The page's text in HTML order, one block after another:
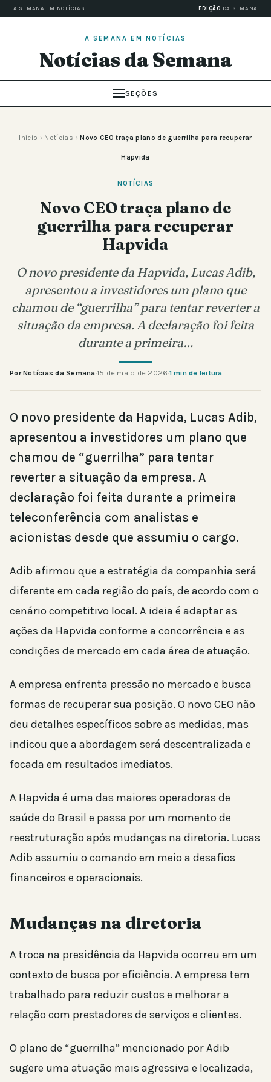
A SEMANA EM NOTÍCIAS EDIÇÃO DA SEMANA
A SEMANA EM NOTÍCIAS
Notícias da Semana
SEÇÕES
Início › Notícias › Novo CEO traça plano de guerrilha para recuperar
Hapvida
NOTÍCIAS
Novo CEO traça plano de
guerrilha para recuperar
Hapvida
O novo presidente da Hapvida, Lucas Adib,
apresentou a investidores um plano que
chamou de “guerrilha” para tentar reverter a
situação da empresa. A declaração foi feita
durante a primeira…
Por Notícias da Semana·15 de maio de 2026·1 min de leitura
O novo presidente da Hapvida, Lucas Adib,
apresentou a investidores um plano que
chamou de “guerrilha” para tentar
reverter a situação da empresa. A
declaração foi feita durante a primeira
teleconferência com analistas e
acionistas desde que assumiu o cargo.
Adib afirmou que a estratégia da companhia será
diferente em cada região do país, de acordo com o
cenário competitivo local. A ideia é adaptar as
ações da Hapvida conforme a concorrência e as
condições de mercado em cada área de atuação.
A empresa enfrenta pressão no mercado e busca
formas de recuperar sua posição. O novo CEO não
deu detalhes específicos sobre as medidas, mas
indicou que a abordagem será descentralizada e
focada em resultados imediatos.
A Hapvida é uma das maiores operadoras de
saúde do Brasil e passa por um momento de
reestruturação após mudanças na diretoria. Lucas
Adib assumiu o comando em meio a desafios
financeiros e operacionais.
Mudanças na diretoria
A troca na presidência da Hapvida ocorreu em um
contexto de busca por eficiência. A empresa tem
trabalhado para reduzir custos e melhorar a
relação com prestadores de serviços e clientes.
O plano de “guerrilha” mencionado por Adib
sugere uma atuação mais agressiva e localizada,